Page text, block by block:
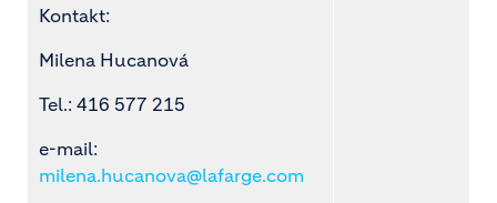
Kontakt:
Milena Hucanová
Tel.: 416 577 215
e-mail:
milena.hucanova@lafarge.com